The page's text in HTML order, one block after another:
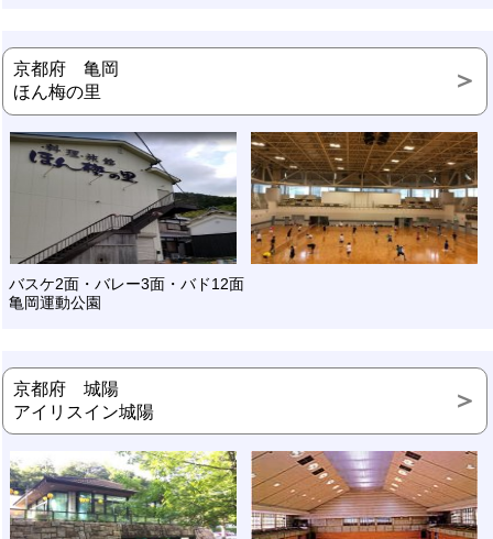
京都府 亀岡
ほん梅の里
バスケ2面・バレー3面・バド12面
亀岡運動公園
京都府 城陽
アイリスイン城陽